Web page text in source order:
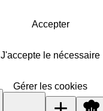
Accepter
J'accepte le nécessaire
Gérer les cookies